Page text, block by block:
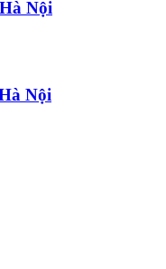
Nội
Nội